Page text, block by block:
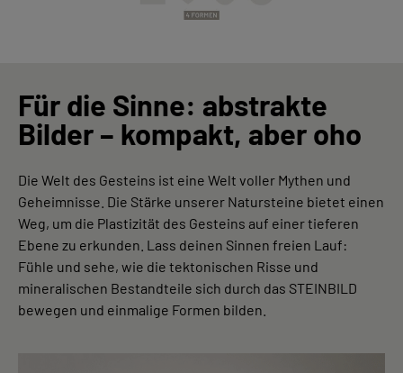
Für die Sinne: abstrakte
Bilder – kompakt, aber oho
Die Welt des Gesteins ist eine Welt voller Mythen und
Geheimnisse. Die Stärke unserer Natursteine bietet einen
Weg, um die Plastizität des Gesteins auf einer tieferen
Ebene zu erkunden. Lass deinen Sinnen freien Lauf:
Fühle und sehe, wie die tektonischen Risse und
mineralischen Bestandteile sich durch das STEINBILD
bewegen und einmalige Formen bilden.